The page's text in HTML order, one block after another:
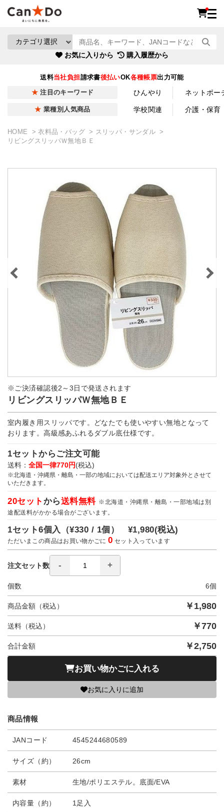
お気に入りから 購入履歴から
送料当社負担請求書後払いOK各種帳票出力可能
注目のキーワード ひんやり ネットポー
業種別人気商品 学校関連 介護・保育
HOME 衣料品・バッグ
スリッパ・サンダル
リビングスリッパＷ無地ＢＥ
※ご決済確認後2～3日で発送されます
リビングスリッパＷ無地ＢＥ
室内履き用スリッパです。どなたでも使いやすい無地となって
おります。高級感あふれるダブル底仕様です。
1セットからご注文可能
送料： 全国一律770円(税込)
※北海道・沖縄県・離島・一部の地域においては配送エリア対象外とさせて
いただきます。
20セット から送料無料 ※北海道・沖縄県・離島・一部地域は別
途配送料がかかる場合がございます。
1セット6個入（¥330 / 1個） ¥1,980(税込)
ただいまこの商品はお買い物かごに0 セット入っています
注文セット数
個数 6個
商品金額（税込） ￥ 1,980
送料（税込） ￥770
合計金額 ￥2,750
お買い物かごに入れる
お気に入りに追加
商品情報
JANコード 4545244680589
サイズ（約） 26cm
素材 生地/ポリエステル。底面/EVA
内容量（約） 1足入